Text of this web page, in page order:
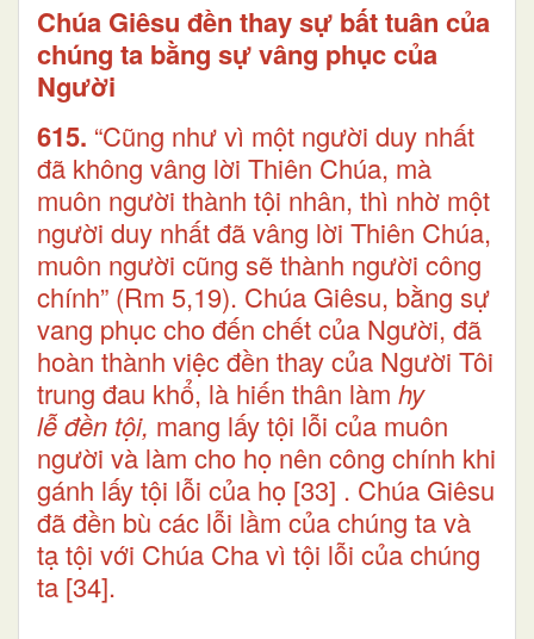
Chúa Giêsu đền thay sự bất tuân của
chúng ta bằng sự vâng phục của
Người
615. “Cũng như vì một người duy nhất
đã không vâng lời Thiên Chúa, mà
muôn người thành tội nhân, thì nhờ một
người duy nhất đã vâng lời Thiên Chúa,
muôn người cũng sẽ thành người công
chính” (Rm 5,19). Chúa Giêsu, bằng sự
vang phục cho đến chết của Người, đã
hoàn thành việc đền thay của Người Tôi
trung đau khổ, là hiến thân làm hy
lễđền tội, mang lấy tội lỗi của muôn
người và làm cho họ nên công chính khi
gánh lấy tội lỗi của họ [33] . Chúa Giêsu
đã đền bù các lỗi lầm của chúng ta và
tạ tội với Chúa Cha vì tội lỗi của chúng
ta [34].